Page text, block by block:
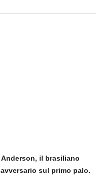
il brasiliano
sul primo palo.